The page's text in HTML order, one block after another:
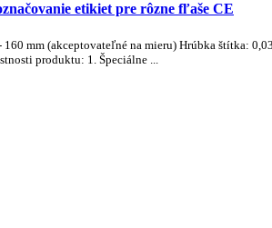
etikiet pre rôzne fľaše CE
mm (akceptovateľné na mieru) Hrúbka štítka:
produktu: 1. Špeciálne ...